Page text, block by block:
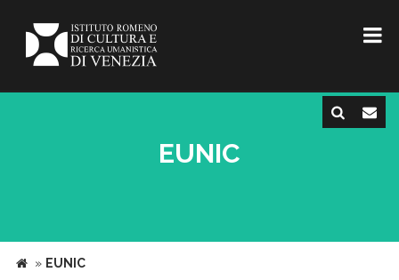
EUNIC
» EUNIC